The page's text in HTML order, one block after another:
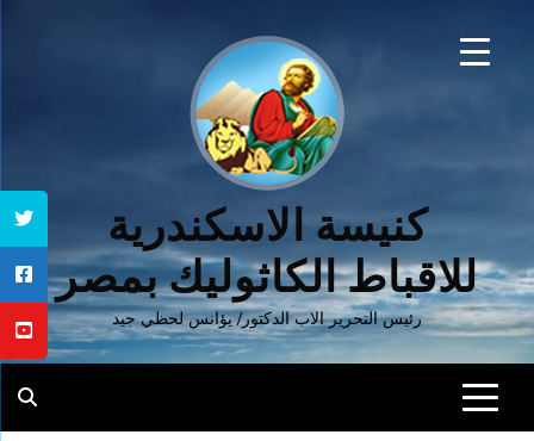
كنيسة الاسكندرية
للاقباط الكاثوليك بمصر
رئيس التحرير الاب الدكتور/ يؤانس لحظي جيد